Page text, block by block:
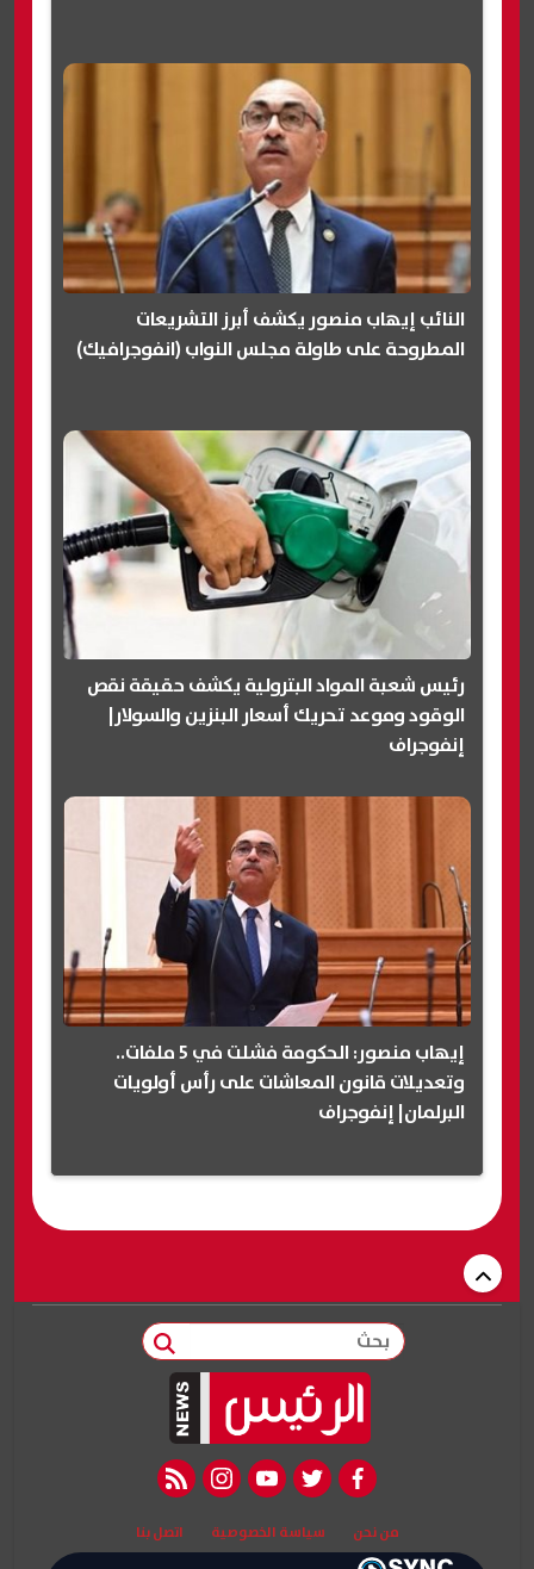
النائب إيهاب منصور يكشف أبرز التشريعات
المطروحة على طاولة مجلس النواب (انفوجرافيك)
رئيس شعبة المواد البترولية يكشف حقيقة نقص
الوقود وموعد تحريك أسعار البنزين والسولار|
إنفوجراف
إيهاب منصور: الحكومة فشلت في 5 ملفات..
وتعديلات قانون المعاشات على رأس أولويات
البرلمان| إنفوجراف
بحث
facebook
twitter
youtube
instagram
rss feed
من نحن سياسة الخصوصية اتصل بنا